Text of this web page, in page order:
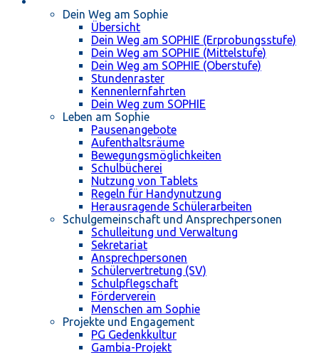
Dein Weg am Sophie
Übersicht
Dein Weg am SOPHIE (Erprobungsstufe)
Dein Weg am SOPHIE (Mittelstufe)
Dein Weg am SOPHIE (Oberstufe)
Stundenraster
Kennenlernfahrten
Dein Weg zum SOPHIE
Leben am Sophie
Pausenangebote
Aufenthaltsräume
Bewegungsmöglichkeiten
Schulbücherei
Nutzung von Tablets
Regeln für Handynutzung
Herausragende Schülerarbeiten
Schulgemeinschaft und Ansprechpersonen
Schulleitung und Verwaltung
Sekretariat
Ansprechpersonen
Schülervertretung (SV)
Schulpflegschaft
Förderverein
Menschen am Sophie
Projekte und Engagement
PG Gedenkkultur
Gambia-Projekt